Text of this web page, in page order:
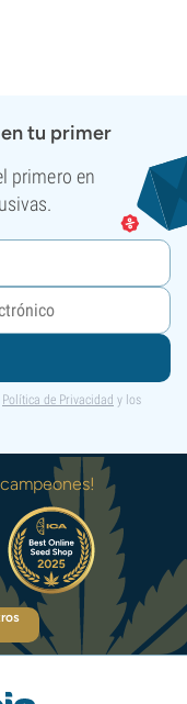
en tu primer
primero en
Política de Privacidad y los